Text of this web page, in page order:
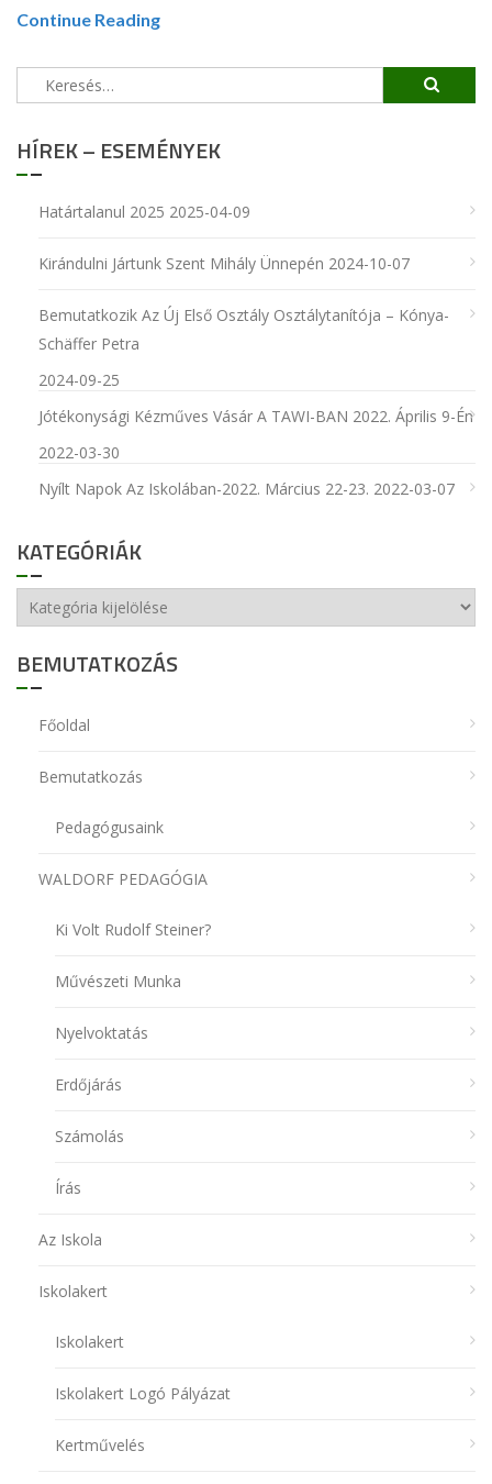
Continue Reading
Keresés:
HÍREK – ESEMÉNYEK
Határtalanul 2025 2025-04-09
Kirándulni Jártunk Szent Mihály Ünnepén 2024-10-07
Bemutatkozik Az Új Első Osztály Osztálytanítója – Kónya-
Schäffer Petra
2024-09-25
Jótékonysági Kézműves Vásár A TAWI-BAN 2022. Április 9-Én
2022-03-30
Nyílt Napok Az Iskolában-2022. Március 22-23. 2022-03-07
KATEGÓRIÁK
Kategóriák
BEMUTATKOZÁS
Főoldal
Bemutatkozás
Pedagógusaink
WALDORF PEDAGÓGIA
Ki Volt Rudolf Steiner?
Művészeti Munka
Nyelvoktatás
Erdőjárás
Számolás
Írás
Az Iskola
Iskolakert
Iskolakert
Iskolakert Logó Pályázat
Kertművelés